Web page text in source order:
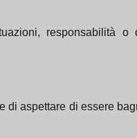
responsabilità o
di aspettare di essere